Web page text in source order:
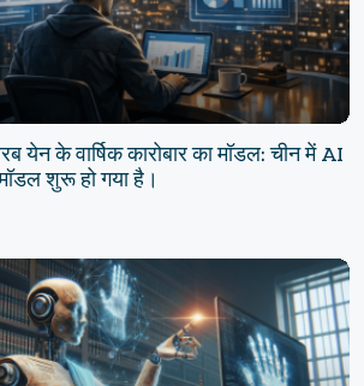
येन के वार्षिक कारोबार का मॉडल: चीन में AI
शुरू हो गया है।